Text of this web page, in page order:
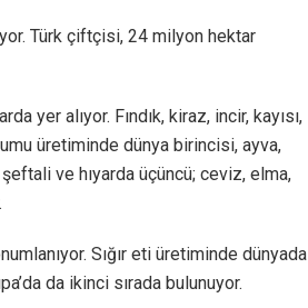
Türk çiftçisi, 24 milyon hektar
yer alıyor. Fındık, kiraz, incir, kayısı,
üretiminde dünya birincisi, ayva,
ve hıyarda üçüncü; ceviz, elma,
Sığır eti üretiminde dünyada
da ikinci sırada bulunuyor.